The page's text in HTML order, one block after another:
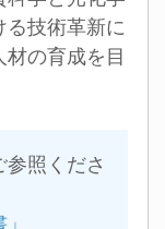
技術革新に
の育成を目
照くださ